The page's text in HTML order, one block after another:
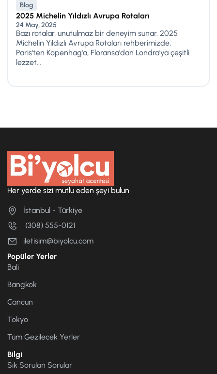
Blog
2025 Michelin Yıldızlı Avrupa Rotaları
24 May, 2025
Bazı rotalar, unutulmaz bir deneyim sunar. 2025
Michelin Yıldızlı Avrupa Rotaları rehberimizde,
Paris'ten Kopenhag'a, Floransa'dan Londra'ya çeşitli
lezzet...
Her yerde sizi mutlu eden şeyi bulun
İstanbul - Türkiye
(308) 555-0121
iletisim@biyolcu.com
Popüler Yerler
Bali
Bangkok
Cancun
Tokyo
Tüm Gezilecek Yerler
Bilgi
Sık Sorulan Sorular